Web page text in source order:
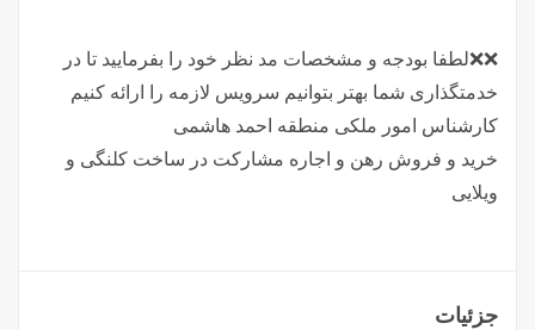
❌❌لطفا بودجه و مشخصات مد نظر خود را بفرمایید تا در
خدمتگذاری شما بهتر بتوانیم سرویس لازمه را ارائه کنیم
کارشناس امور ملکی منطقه احمد هاشمی
خرید و فروش رهن و اجاره مشارکت در ساخت کلنگی و
ویلایی
جزئیات